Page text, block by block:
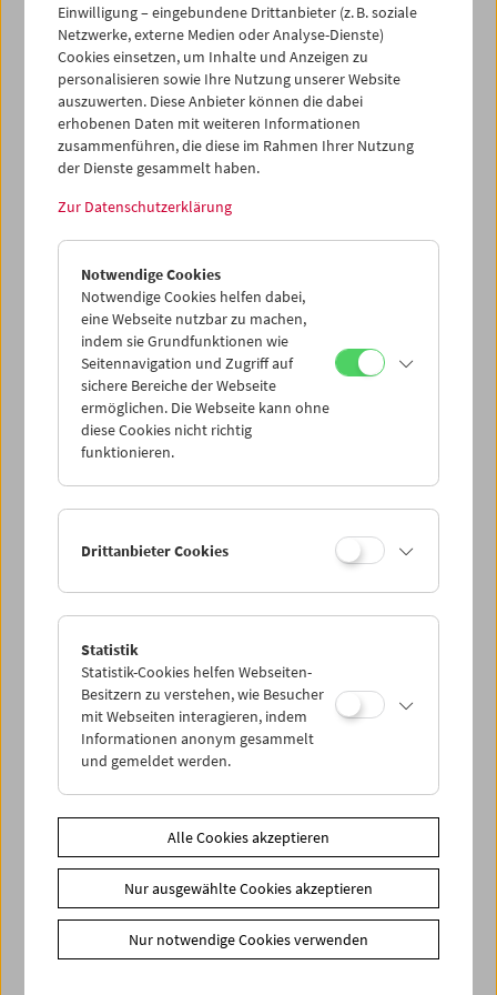
Ticketkorb Kauf
Leer
Ticketkorb Reservierung
> Weitere Karten hinzufügen / Spielplan
Ticketpreise: MitgliederEUR 5,50ohne Mitgliedschaft
EUR 10,50
Ihre Mitgliedschaft und Ihren Zehnerblock nutzen.
Ermäßigte Tickets, nonstop- und weitere Freikarten
können online nur reserviert werden. Die Ausgabe erfolgt
ausschließlich an der Kassa.
Weitere Informationen zu unseren Tickets und
Vorschau Sept / Okt 2026
Regelmäßige Programme
Programmarchiv
Einwilligung – eingebundene Drittanbieter (z. B. soziale
Netzwerke, externe Medien oder Analyse-Dienste)
Cookies einsetzen, um Inhalte und Anzeigen zu
personalisieren sowie Ihre Nutzung unserer Website
auszuwerten. Diese Anbieter können die dabei
erhobenen Daten mit weiteren Informationen
zusammenführen, die diese im Rahmen Ihrer Nutzung
der Dienste gesammelt haben.
Zur Datenschutzerklärung
Notwendige Cookies
Notwendige Cookies helfen dabei,
eine Webseite nutzbar zu machen,
indem sie Grundfunktionen wie
Seitennavigation und Zugriff auf
sichere Bereiche der Webseite
ermöglichen. Die Webseite kann ohne
diese Cookies nicht richtig
funktionieren.
Drittanbieter Cookies
Statistik
Statistik-Cookies helfen Webseiten-
Besitzern zu verstehen, wie Besucher
mit Webseiten interagieren, indem
Informationen anonym gesammelt
und gemeldet werden.
Alle Cookies akzeptieren
Nur ausgewählte Cookies akzeptieren
Nur notwendige Cookies verwenden